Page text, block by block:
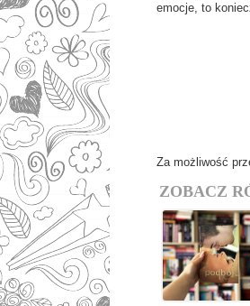
emocje, to
Za możliwość
ZOBACZ